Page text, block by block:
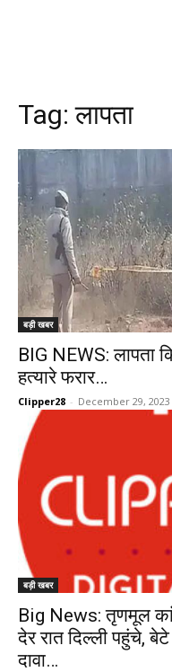
Tag:लापता
बड़ी खबर
BIG NEWS: लापता
हत्यारे फरार…
Clipper28 - December 29, 2023
बड़ी खबर
Big News: तृणमूल
देर रात दिल्ली पहुंचे, बेटे
दावा…